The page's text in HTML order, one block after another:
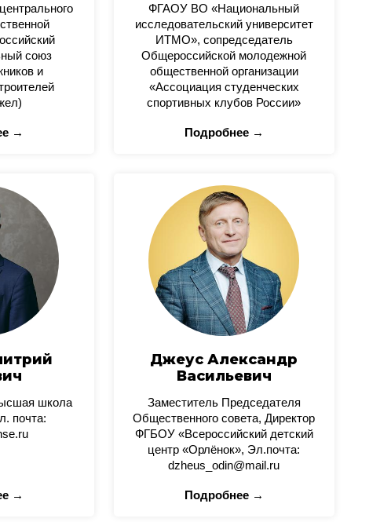
союз
и
→
ФГАОУ ВО «Национальный
исследовательский университет
ИТМО», сопредседатель
Общероссийской молодежной
общественной организации
«Ассоциация студенческих
спортивных клубов России»
Подробнее →
школа
почта:
→
Джеус Александр
Васильевич
Заместитель Председателя
Общественного совета, Директор
ФГБОУ «Всероссийский детский
центр «Орлёнок», Эл.почта:
dzheus_odin@mail.ru
Подробнее →